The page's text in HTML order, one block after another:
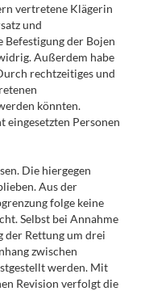
vertretene Klägerin
und
Befestigung der Bojen
Außerdem habe
rechtzeitiges und
könnten.
eingesetzten Personen
Die hiergegen
Aus der
folge keine
Selbst bei Annahme
der Rettung um drei
zwischen
werden. Mit
Revision verfolgt die